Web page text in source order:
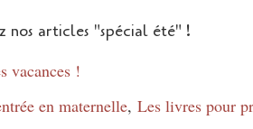
nos articles "spécial été" !
vacances !
en maternelle, Les livres pour